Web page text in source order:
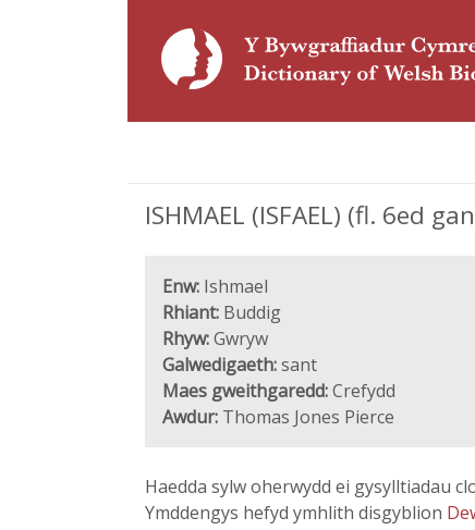
ISHMAEL (ISFAEL) (fl. 6ed
Enw: Ishmael
Rhiant: Buddig
Rhyw:Gwryw
Galwedigaeth:sant
Maes gweithgaredd:Crefydd
Awdur: Thomas Jones Pierce
Haedda sylw oherwydd ei gysylltiadau
Ymddengys hefyd ymhlith disgyblion